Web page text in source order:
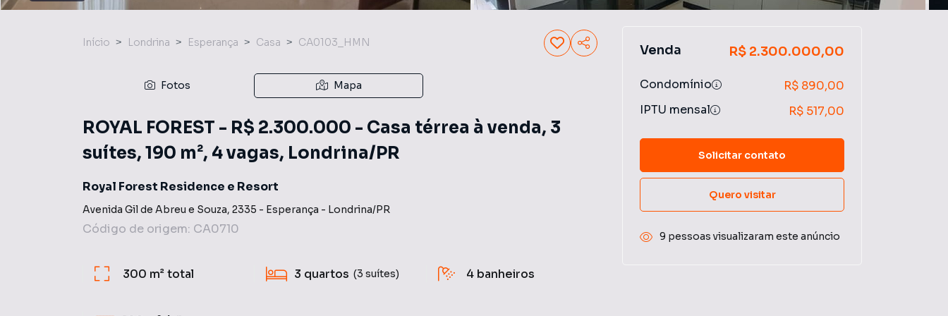
Início Londrina Esperança Casa CA0103_HMN
Fotos Mapa
ROYAL FOREST - R$ 2.300.000 - Casa térrea à venda, 3
suítes, 190 m², 4 vagas, Londrina/PR
Royal Forest Residence e Resort
Avenida Gil de Abreu e Souza, 2335 - Esperança - Londrina/PR
Código de origem: CA0710
300 m²total 3 quartos (3 suítes) 4 banheiros
Venda R$ 2.300.000,00
Condomínio
R$ 890,00
IPTU mensal
R$ 517,00
Solicitar contato
Quero visitar
9 pessoas visualizaram este anúncio